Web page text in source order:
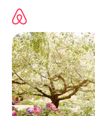
direct
naar
inhoud